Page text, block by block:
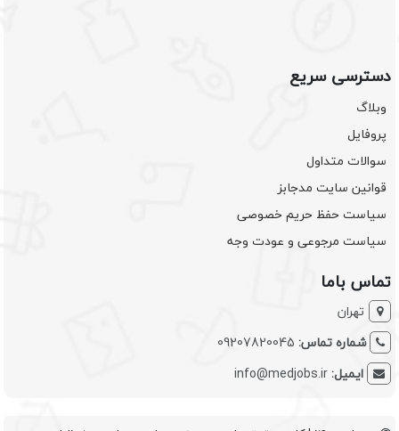
دسترسی سریع
وبلاگ
پروفایل
سوالات متداول
قوانین سایت مدجابز
سیاست حفظ حریم خصوصی
سیاست مرجوعی و عودت وجه
تماس باما
تهران
شماره تماس: 09207820045
ایمیل:info@medjobs.ir